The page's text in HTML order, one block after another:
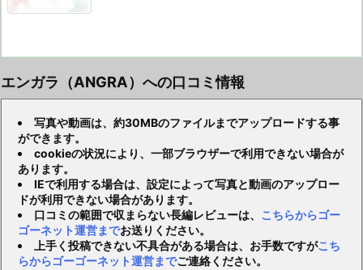
エンガラ（ANGRA）への口コミ情報
写真や動画は、約30MBのファイルまでアップロードする事
ができます。
cookieの状況により、一部ブラウザーで利用できない場合が
あります。
IEで利用する場合は、設定によって写真と動画のアップロー
ドが利用できない場合があります。
口コミの範囲で収まらない長編レビューは、 こちらからゴー
ゴーネット運営までお送りください。
上手く投稿できない不具合がある場合は、お手数ですがこち
らからゴーゴーネット運営までご連絡ください。